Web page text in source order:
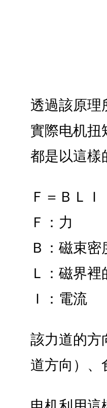
透過該原理
實際电机扭
都是以這樣
Ｆ＝ＢＬＩ
Ｆ：力
Ｂ：磁束密
Ｌ：磁界
Ｉ：電流
該力道的方
道方向）、